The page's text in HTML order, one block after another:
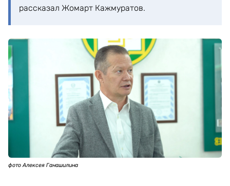
рассказал Жомарт Кажмуратов.
фото Алексея Ганашилина